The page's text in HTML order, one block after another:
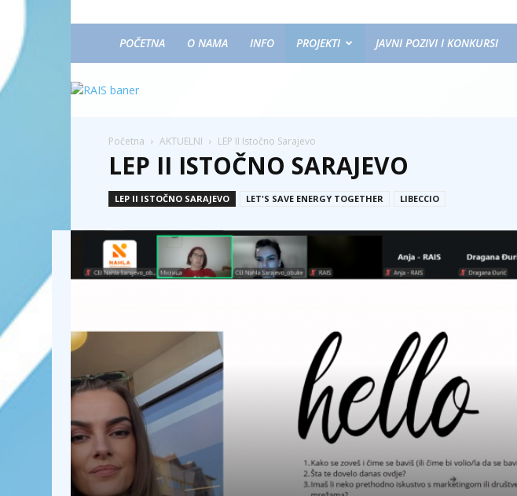
POČETNA O NAMA INFO PROJEKTI JAVNI POZIVI I KONKURSI
Početna AKTUELNI LEP II Istočno Sarajevo
LEP II ISTOČNO SARAJEVO
LEP II ISTOČNO SARAJEVO LET'S SAVE ENERGY TOGETHER LIBECCIO